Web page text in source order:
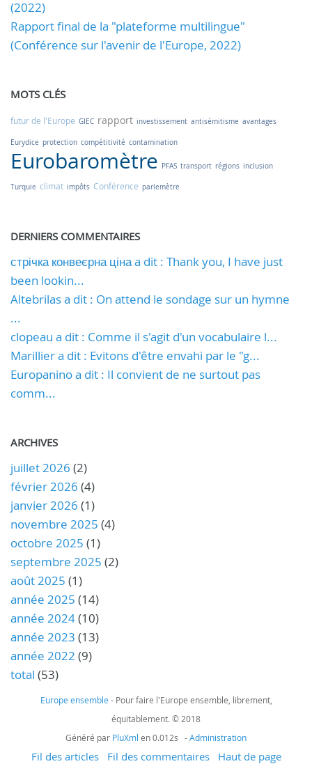
(2022)
Rapport final de la "plateforme multilingue"
(Conférence sur l'avenir de l'Europe, 2022)
MOTS CLÉS
futur de l'Europe GIEC rapport investissement antisémitisme avantages
Eurydice protection compétitivité contamination
Eurobaromètre PFAS transport régions inclusion
Turquie climat impôts Conférence parlemètre
DERNIERS COMMENTAIRES
стрічка конвеєрна ціна a dit : Thank you, I have just
been lookin...
Altebrilas a dit : On attend le sondage sur un hymne
...
clopeau a dit : Comme il s'agit d'un vocabulaire l...
Marillier a dit : Evitons d'être envahi par le "g...
Europanino a dit : Il convient de ne surtout pas
comm...
ARCHIVES
juillet 2026 (2)
février 2026 (4)
janvier 2026 (1)
novembre 2025 (4)
octobre 2025 (1)
septembre 2025 (2)
août 2025 (1)
année 2025 (14)
année 2024(10)
année 2023 (13)
année 2022 (9)
total (53)
Europe ensemble - Pour faire l'Europe ensemble, librement,
équitablement. © 2018
Généré par PluXml en 0.012s -Administration
Fil des articles Fil des commentaires Haut de page